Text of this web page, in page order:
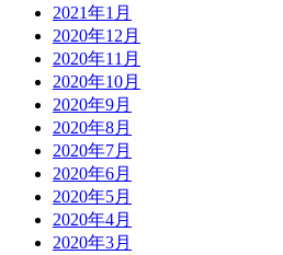
2021年1月
2020年12月
2020年11月
2020年10月
2020年9月
2020年8月
2020年7月
2020年6月
2020年5月
2020年4月
2020年3月